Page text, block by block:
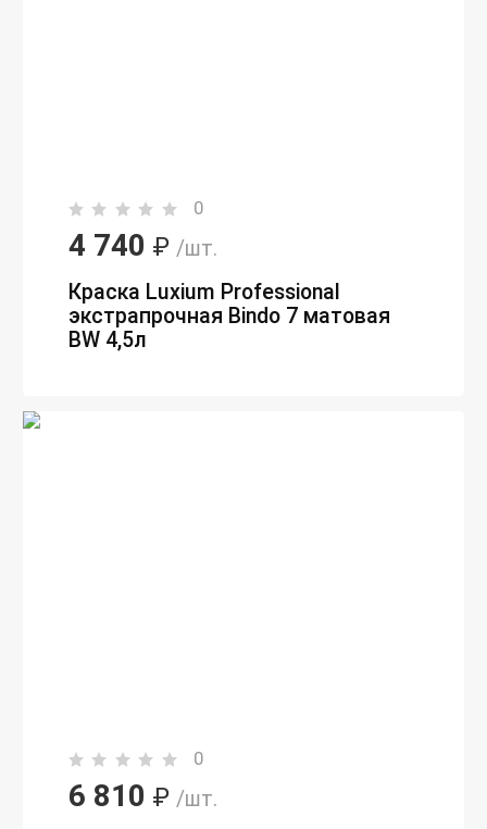
0
4 740 ₽ /шт.
Краска Luxium Professional
экстрапрочная Bindo 7 матовая
BW 4,5л
0
6 810 ₽ /шт.